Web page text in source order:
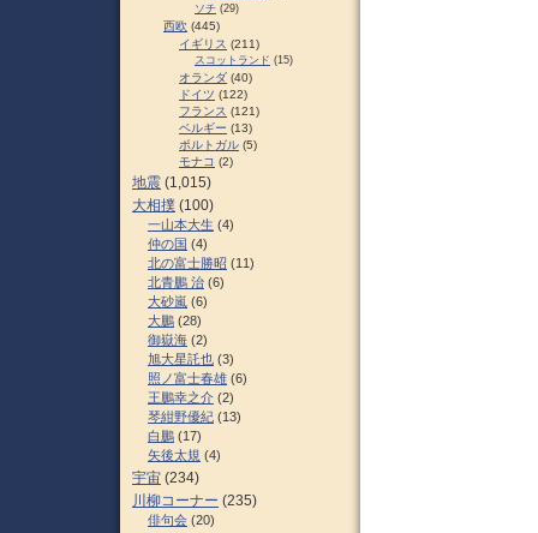
ソチ (29)
西欧 (445)
イギリス (211)
スコットランド (15)
オランダ (40)
ドイツ (122)
フランス (121)
ベルギー (13)
ポルトガル (5)
モナコ (2)
地震 (1,015)
大相撲 (100)
一山本大生 (4)
仲の国 (4)
北の富士勝昭 (11)
北青鵬 治 (6)
大砂嵐 (6)
大鵬 (28)
御嶽海 (2)
旭大星託也 (3)
照ノ富士春雄 (6)
王鵬幸之介 (2)
琴紺野優紀 (13)
白鵬 (17)
矢後太規 (4)
宇宙 (234)
川柳コーナー (235)
俳句会 (20)